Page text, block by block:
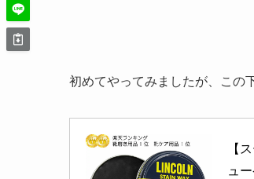
初めてやってみましたが、この
【
ュ